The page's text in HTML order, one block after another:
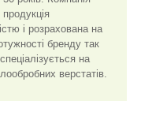
і розрахована на
бренду так
на
верстатів.